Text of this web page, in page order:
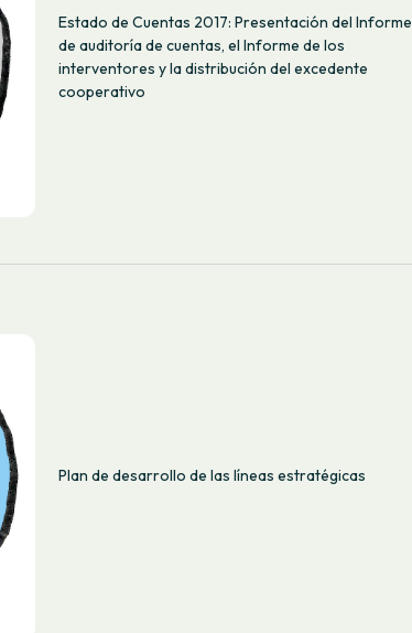
Estado de Cuentas 2017: Presentación del Informe
de auditoría de cuentas, el Informe de los
interventores y la distribución del excedente
cooperativo
Plan de desarrollo de las líneas estratégicas